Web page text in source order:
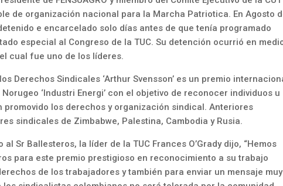
de organización nacional para la Marcha Patriotica. En Agosto
e encarcelado solo días antes de que tenía programado
especial al Congreso de la TUC. Su detención ocurrió en
cual fue uno de los líderes.
Derechos Sindicales ‘Arthur Svensson’ es un premio
‘Industri Energi’ con el objetivo de reconocer individuos u
promovido los derechos y organización sindical. Anteriores
sindicales de Zimbabwe, Palestina, Cambodia y Rusia.
Sr Ballesteros, la líder de la TUC Frances O’Grady dijo, “Hemos
para este premio prestigioso en reconocimiento a su trabajo
de los trabajadores y también para enviar un mensaje muy